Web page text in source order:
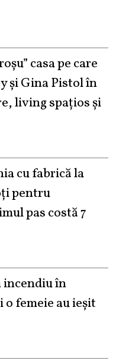
casa pe care
şi Gina Pistol în
living spațios și
cu fabrică la
pentru
pas costă 7
incendiu în
o femeie au ieșit